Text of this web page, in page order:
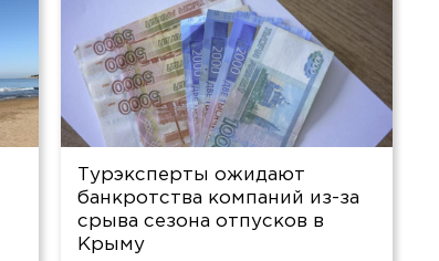
Турэксперты ожидают
банкротства компаний из-за
срыва сезона отпусков в
Крыму